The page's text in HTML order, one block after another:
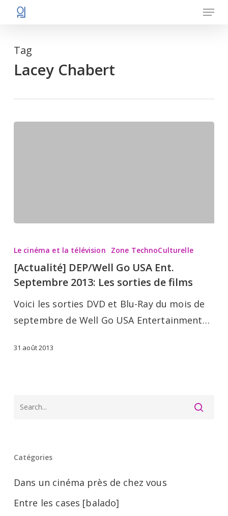
Skip
content
Menu
Tag
Lacey Chabert
DEP/Well
Go
USA
2013:
Les
Le cinéma et la télévision Zone TechnoCulturelle
[Actualité] DEP/Well Go USA Ent.
Septembre 2013: Les sorties de films
Voici les sorties DVD et Blu-Ray du mois de
septembre de Well Go USA Entertainment…
31 août 2013
Catégories
Dans un cinéma près de chez vous
Entre les cases [balado]